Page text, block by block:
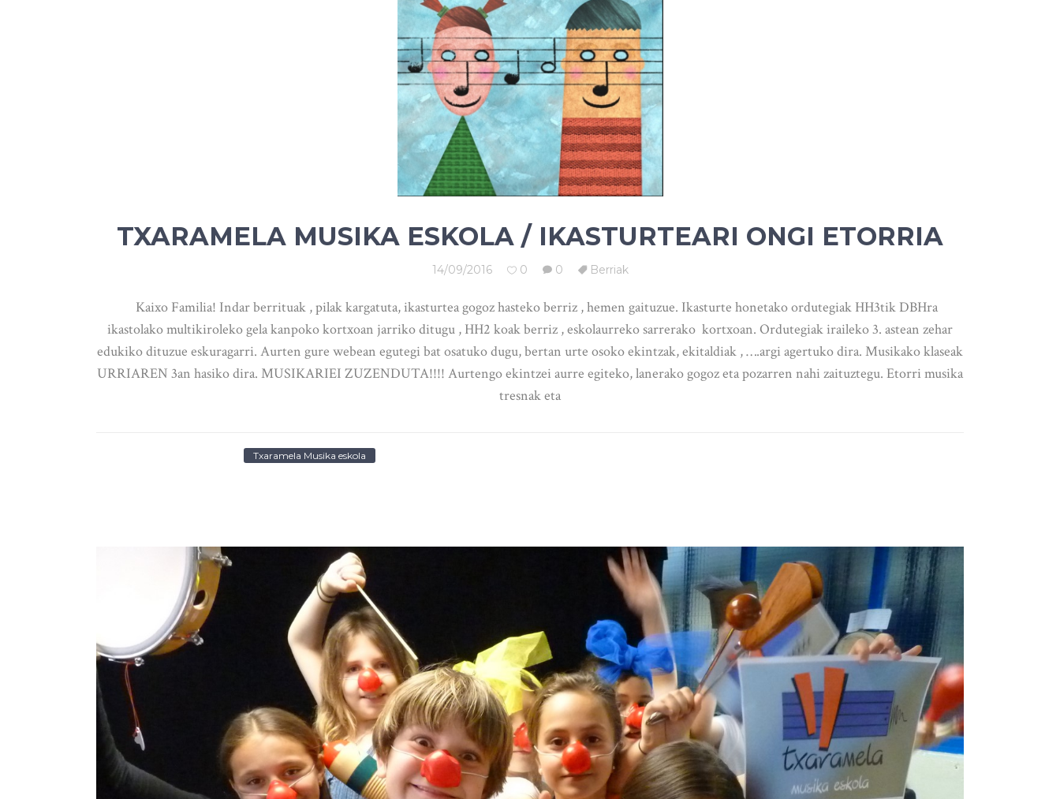
TXARAMELA MUSIKA ESKOLA / IKASTURTEARI ONGI ETORRIA
14/09/2016 0 0 Berriak
Kaixo Familia! Indar berrituak , pilak kargatuta, ikasturtea gogoz hasteko berriz , hemen gaituzue. Ikasturte honetako ordutegiak HH3tik DBHra
ikastolako multikiroleko gela kanpoko kortxoan jarriko ditugu , HH2 koak berriz , eskolaurreko sarrerako kortxoan. Ordutegiak iraileko 3. astean zehar
edukiko dituzue eskuragarri. Aurten gure webean egutegi bat osatuko dugu, bertan urte osoko ekintzak, ekitaldiak , ….argi agertuko dira. Musikako klaseak
URRIAREN 3an hasiko dira. MUSIKARIEI ZUZENDUTA!!!! Aurtengo ekintzei aurre egiteko, lanerako gogoz eta pozarren nahi zaituztegu. Etorri musika
tresnak eta
Txaramela Musika eskola